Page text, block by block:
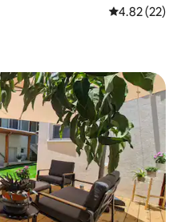
Calificación
4.82 (22)